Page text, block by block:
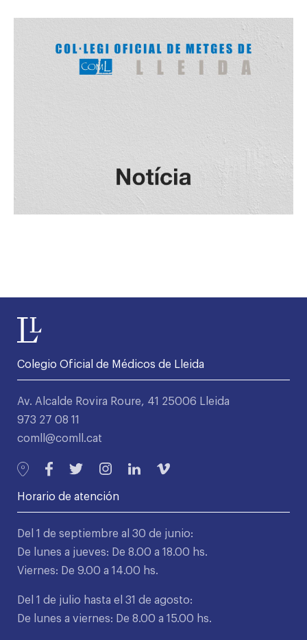
Colegio Oficial de Médicos de Lleida
Av. Alcalde Rovira Roure, 41 25006 Lleida
973 27 08 11
comll@comll.cat
Horario de atención
Del 1 de septiembre al 30 de junio:
De lunes a jueves: De 8.00 a 18.00 hs.
Viernes: De 9.00 a 14.00 hs.
Del 1 de julio hasta el 31 de agosto:
De lunes a viernes: De 8.00 a 15.00 hs.